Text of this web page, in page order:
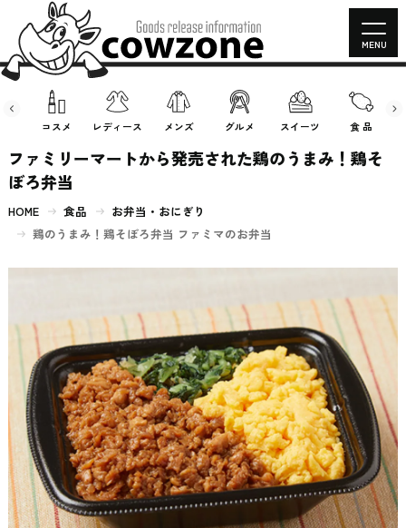
コスメ レディース メンズ グルメ スイーツ 食 品
MENU
ファミリーマートから発売された鶏のうまみ！鶏そ
ぼろ弁当
HOME 食品
お弁当・おにぎり
鶏のうまみ！鶏そぼろ弁当 ファミマのお弁当